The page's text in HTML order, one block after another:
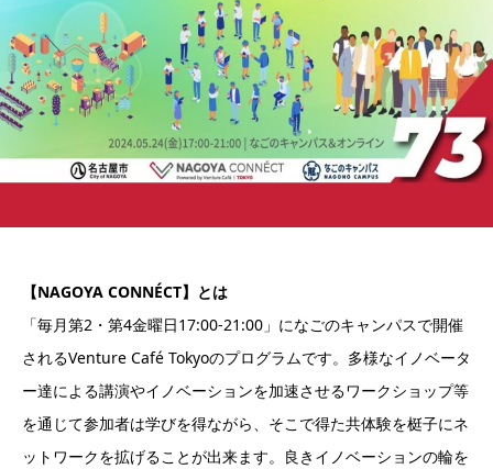
【NAGOYA CONNÉCT】とは
「毎月第2・第4金曜日17:00-21:00」になごのキャンパスで開催
されるVenture Café Tokyoのプログラムです。多様なイノベータ
ー達による講演やイノベーションを加速させるワークショップ等
を通じて参加者は学びを得ながら、そこで得た共体験を梃子にネ
ットワークを拡げることが出来ます。良きイノベーションの輪を